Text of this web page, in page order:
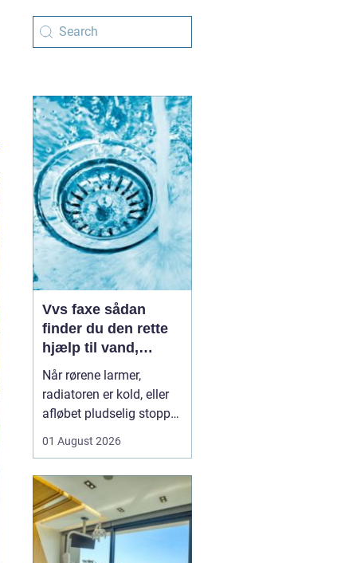
Vvs faxe sådan
finder du den rette
hjælp til vand,
varme og sanitet
Når rørene larmer,
radiatoren er kold, eller
afløbet pludselig stopper
hvor vigtig en
er i hverdagen. I Faxe og
omegn spiller de lokale
VVS-installatører en
central rolle for både
01 August 2026